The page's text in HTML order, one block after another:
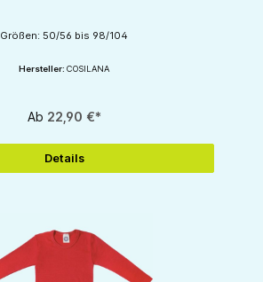
Größen: 50/56 bis 98/104
Hersteller: COSILANA
Ab 22,90 €*
Details